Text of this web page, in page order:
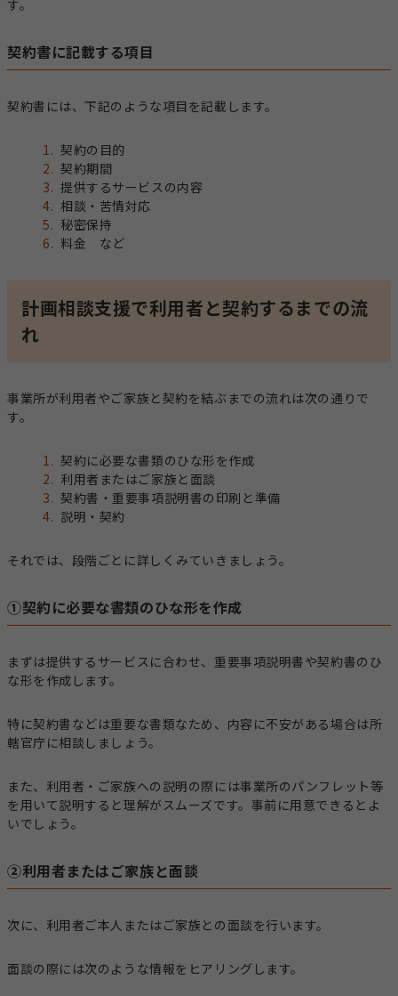
す。
契約書に記載する項目
契約書には、下記のような項目を記載します。
契約の目的
契約期間
提供するサービスの内容
相談・苦情対応
秘密保持
料金 など
計画相談支援で利用者と契約するまでの流
れ
事業所が利用者やご家族と契約を結ぶまでの流れは次の通りで
す。
契約に必要な書類のひな形を作成
利用者またはご家族と面談
契約書・重要事項説明書の印刷と準備
説明・契約
それでは、段階ごとに詳しくみていきましょう。
①契約に必要な書類のひな形を作成
まずは提供するサービスに合わせ、重要事項説明書や契約書のひ
な形を作成します。
特に契約書などは重要な書類なため、内容に不安がある場合は所
轄官庁に相談しましょう。
また、利用者・ご家族への説明の際には事業所のパンフレット等
を用いて説明すると理解がスムーズです。事前に用意できるとよ
いでしょう。
②利用者またはご家族と面談
次に、利用者ご本人またはご家族との面談を行います。
面談の際には次のような情報をヒアリングします。